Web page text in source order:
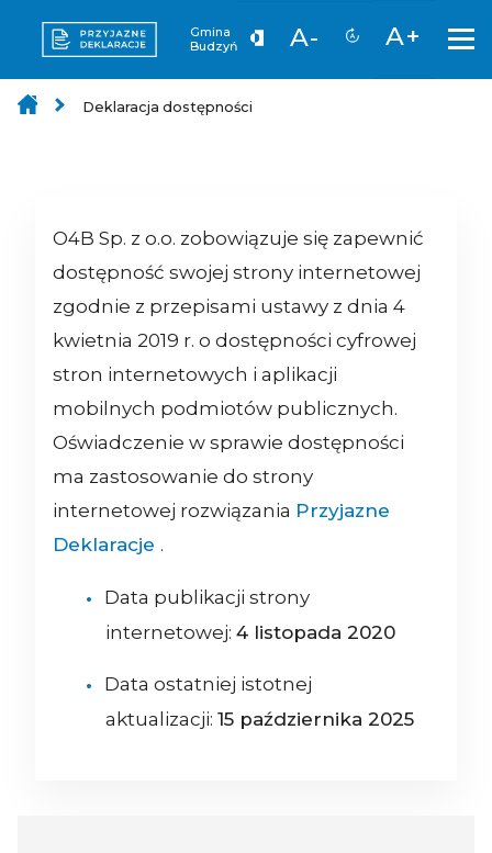
Gmina
Budzyń
A- A+
Deklaracja dostępności
O4B Sp. z o.o. zobowiązuje się zapewnić
dostępność swojej strony internetowej
zgodnie z przepisami ustawy z dnia 4
kwietnia 2019 r. o dostępności cyfrowej
stron internetowych i aplikacji
mobilnych podmiotów publicznych.
Oświadczenie w sprawie dostępności
ma zastosowanie do strony
internetowej rozwiązania Przyjazne
Deklaracje .
Data publikacji strony
internetowej: 4 listopada 2020
Data ostatniej istotnej
aktualizacji: 15 października 2025